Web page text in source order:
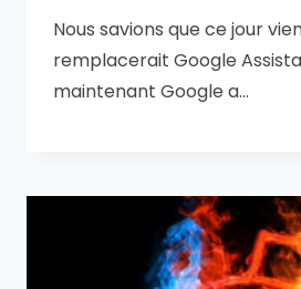
Nous savions que ce jour
remplacerait Google
maintenant Google a…